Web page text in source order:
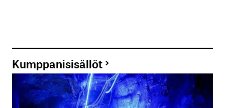
Kumppanisisällöt